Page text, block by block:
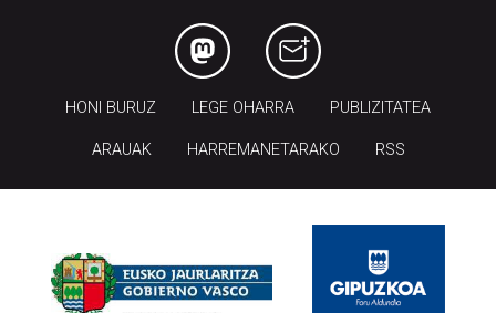
HONI BURUZ LEGE OHARRA PUBLIZITATEA
ARAUAK HARREMANETARAKO RSS